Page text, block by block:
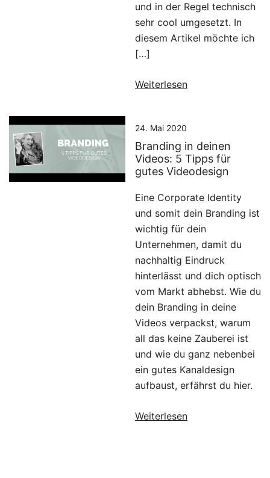
und in der Regel technisch
sehr cool umgesetzt. In
diesem Artikel möchte ich
[…]
Weiterlesen
24. Mai 2020
Branding in deinen
Videos: 5 Tipps für
gutes Videodesign
Eine Corporate Identity
und somit dein Branding ist
wichtig für dein
Unternehmen, damit du
nachhaltig Eindruck
hinterlässt und dich optisch
vom Markt abhebst. Wie du
dein Branding in deine
Videos verpackst, warum
all das keine Zauberei ist
und wie du ganz nebenbei
ein gutes Kanaldesign
aufbaust, erfährst du hier.
Weiterlesen